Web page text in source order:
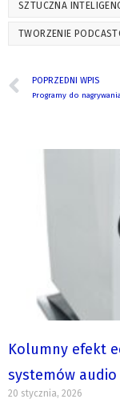
SZTUCZNA
TWORZENIE
POPRZEDNI WPIS
Programy do
Kolumny efekt
systemów audio
20 stycznia, 2026